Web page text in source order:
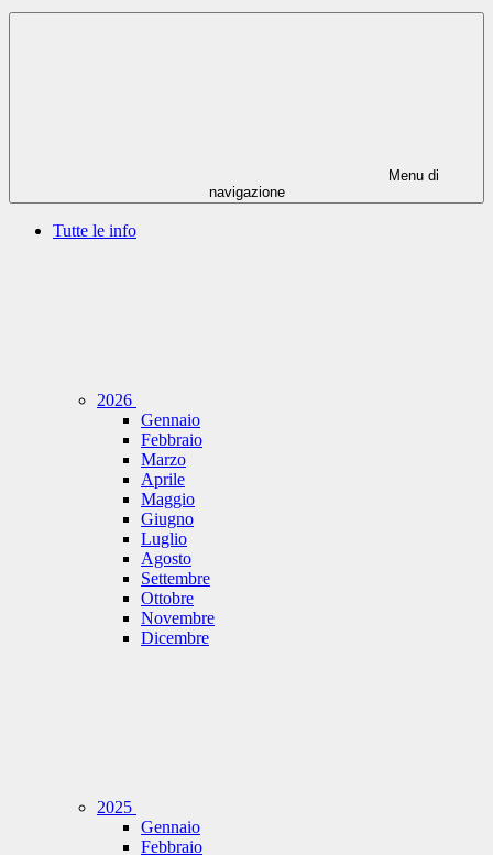
Menu di
navigazione
Tutte le info
2026
Gennaio
Febbraio
Marzo
Aprile
Maggio
Giugno
Luglio
Agosto
Settembre
Ottobre
Novembre
Dicembre
2025
Gennaio
Febbraio